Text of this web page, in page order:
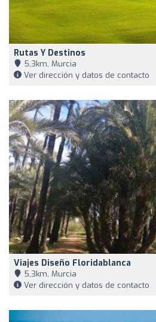
Rutas Y Destinos
5,3km, Murcia
Ver dirección y datos de contacto
Viajes Diseño Floridablanca
5,3km, Murcia
Ver dirección y datos de contacto